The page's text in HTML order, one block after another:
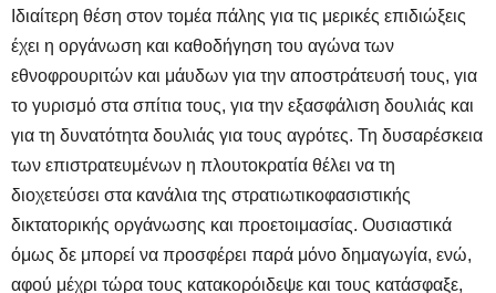
Ιδιαίτερη θέση στον τομέα πάλης για τις μερικές επιδιώξεις
έχει η οργάνωση και καθοδήγηση του αγώνα των
εθνοφρουριτών και μάυδων για την αποστράτευσή τους, για
το γυρισμό στα σπίτια τους, για την εξασφάλιση δουλιάς και
για τη δυνατότητα δουλιάς για τους αγρότες. Τη δυσαρέσκεια
των επιστρατευμένων η πλουτοκρατία θέλει να τη
διοχετεύσει στα κανάλια της στρατιωτικοφασιστικής
δικτατορικής οργάνωσης και προετοιμασίας. Ουσιαστικά
όμως δε μπορεί να προσφέρει παρά μόνο δημαγωγία, ενώ,
αφού μέχρι τώρα τους κατακορόιδεψε και τους κατάσφαξε,